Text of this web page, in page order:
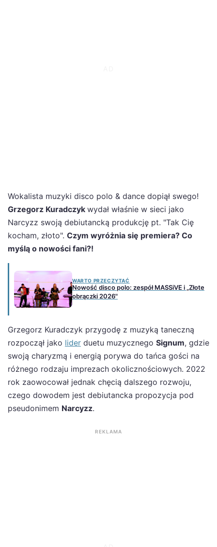
Wokalista muzyki disco polo & dance dopiął swego!
Grzegorz Kuradczyk wydał właśnie w sieci jako
Narcyzz swoją debiutancką produkcję pt. "Tak Cię
kocham, złoto". Czym wyróżnia się premiera? Co
myślą o nowości fani?!
WARTO PRZECZYTAĆ
Nowość disco polo: zespół MASSiVE i „Złote
obrączki 2026"
Grzegorz Kuradczyk przygodę z muzyką taneczną
rozpoczął jako lider duetu muzycznego Signum, gdzie
swoją charyzmą i energią porywa do tańca gości na
różnego rodzaju imprezach okolicznościowych. 2022
rok zaowocował jednak chęcią dalszego rozwoju,
czego dowodem jest debiutancka propozycja pod
pseudonimem Narcyzz.
REKLAMA